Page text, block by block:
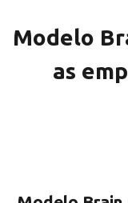
Modelo
as